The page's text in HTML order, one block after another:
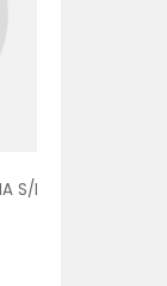
S/DIV 4X50